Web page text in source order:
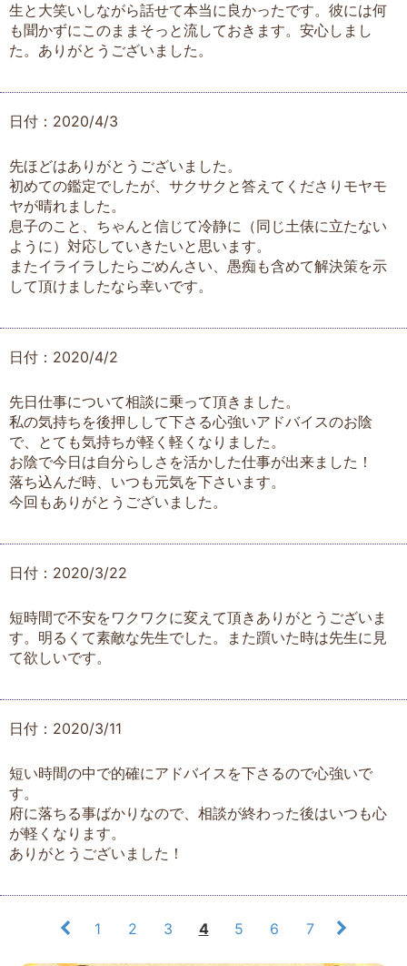
生と大笑いしながら話せて本当に良かったです。彼には何
も聞かずにこのままそっと流しておきます。安心しまし
た。ありがとうございました。
日付：2020/4/3
先ほどはありがとうございました。
初めての鑑定でしたが、サクサクと答えてくださりモヤモ
ヤが晴れました。
息子のこと、ちゃんと信じて冷静に（同じ土俵に立たない
ように）対応していきたいと思います。
またイライラしたらごめんさい、愚痴も含めて解決策を示
して頂けましたなら幸いです。
日付：2020/4/2
先日仕事について相談に乗って頂きました。
私の気持ちを後押しして下さる心強いアドバイスのお陰
で、とても気持ちが軽く軽くなりました。
お陰で今日は自分らしさを活かした仕事が出来ました！
落ち込んだ時、いつも元気を下さいます。
今回もありがとうございました。
日付：2020/3/22
短時間で不安をワクワクに変えて頂きありがとうございま
す。明るくて素敵な先生でした。また躓いた時は先生に見
て欲しいです。
日付：2020/3/11
短い時間の中で的確にアドバイスを下さるので心強いで
す。
府に落ちる事ばかりなので、相談が終わった後はいつも心
が軽くなります。
ありがとうございました！
1 2 3 4 5 6 7